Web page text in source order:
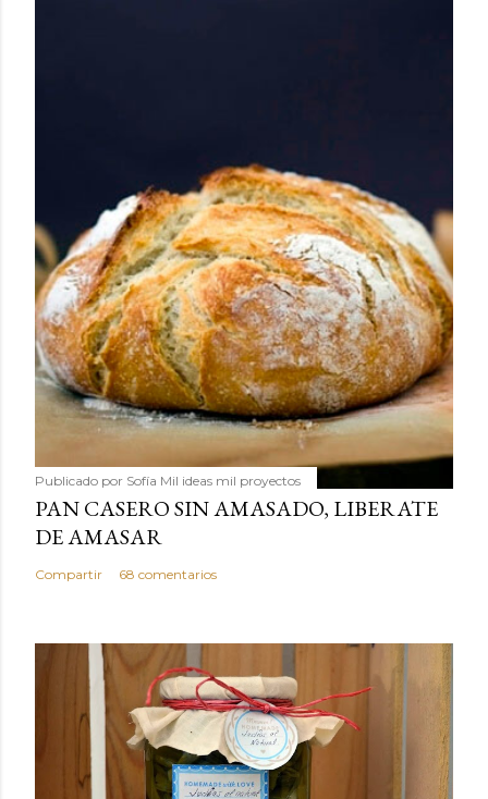
Publicado por Sofía Mil ideas mil proyectos
PAN CASERO SIN AMASADO, LIBERATE
DE AMASAR
Compartir 68 comentarios